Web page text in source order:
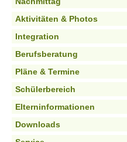
Aktivitäten & Photos
Integration
Berufsberatung
Pläne & Termine
Schülerbereich
Elterninformationen
Downloads